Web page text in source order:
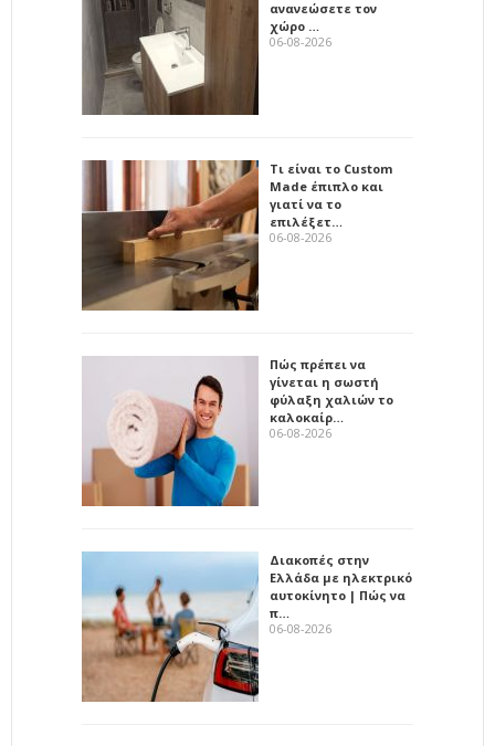
ανανεώσετε τον
χώρο …
06-08-2026
Τι είναι το Custom
Made έπιπλο και
γιατί να το
επιλέξετ…
06-08-2026
Πώς πρέπει να
γίνεται η σωστή
φύλαξη χαλιών το
καλοκαίρ…
06-08-2026
Διακοπές στην
Ελλάδα με ηλεκτρικό
αυτοκίνητο | Πώς να
π…
06-08-2026